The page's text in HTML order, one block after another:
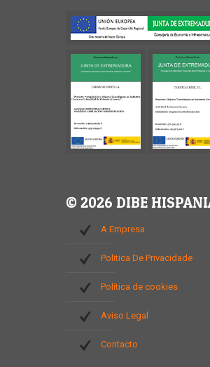
© 2026 DIBE
A Empresa
Politica De Privacidade
Política de cookies
Aviso Legal
Contacto